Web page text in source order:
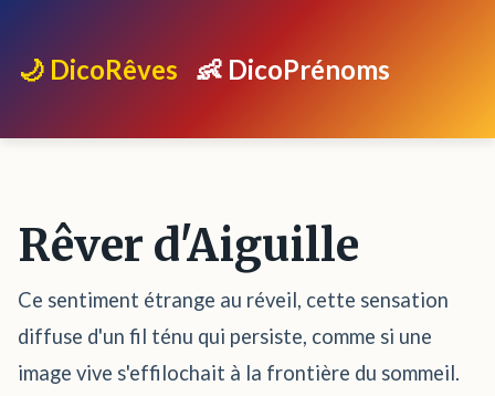
🌙 DicoRêves 👶 DicoPrénoms
Rêver d'Aiguille
Ce sentiment étrange au réveil, cette sensation
diffuse d'un fil ténu qui persiste, comme si une
image vive s'effilochait à la frontière du sommeil.